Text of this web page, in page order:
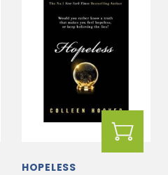
HOPELESS